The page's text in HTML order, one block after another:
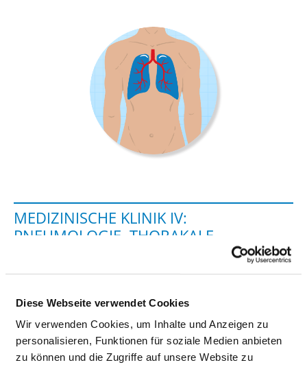
Diese Webseite verwendet Cookies
Wir verwenden Cookies, um Inhalte und Anzeigen zu
personalisieren, Funktionen für soziale Medien anbieten
zu können und die Zugriffe auf unsere Website zu
MEDIZINISCHE KLINIK IV:
PNEUMOLOGIE, THORAKALE
INTENSIV-, SCHLAF- UND
Buger Straße 80
96049 Bamberg